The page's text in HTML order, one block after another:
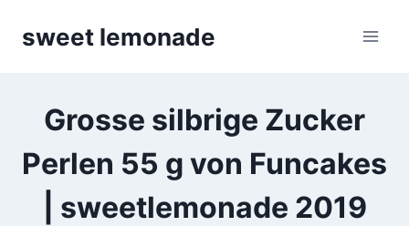
sweet lemonade
Grosse silbrige Zucker
Perlen 55 g von Funcakes
| sweetlemonade 2019